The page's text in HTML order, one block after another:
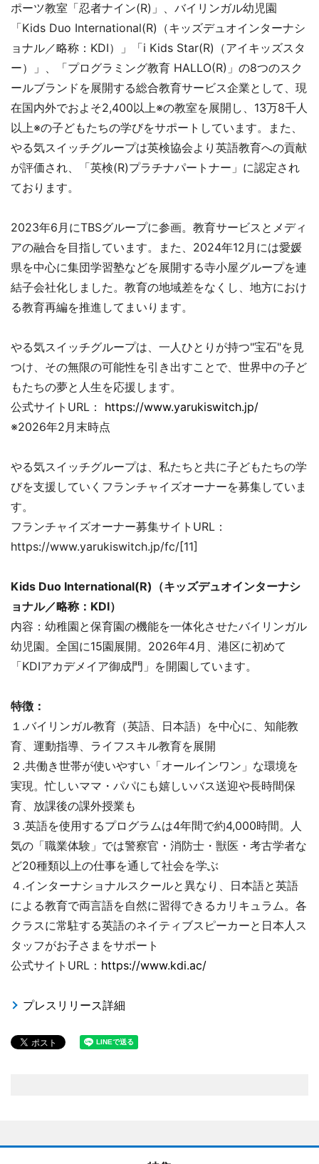
ポーツ教室「忍者ナイン(R)」、バイリンガル幼児園
「Kids Duo International(R)（キッズデュオインターナシ
ョナル／略称：KDI）」「i Kids Star(R)（アイキッズスタ
ー）」、「プログラミング教育 HALLO(R)」の8つのスク
ールブランドを展開する総合教育サービス企業として、現
在国内外でおよそ2,400以上※の教室を展開し、13万8千人
以上※の子どもたちの学びをサポートしています。また、
やる気スイッチグループは英検協会より英語教育への貢献
が評価され、「英検(R)プラチナパートナー」に認定され
ております。
2023年6月にTBSグループに参画。教育サービスとメディ
アの融合を目指しています。また、2024年12月には愛媛
県を中心に集団学習塾などを展開する寺小屋グループを連
結子会社化しました。教育の地域差をなくし、地方におけ
る教育再編を推進してまいります。
やる気スイッチグループは、一人ひとりが持つ"宝石"を見
つけ、その無限の可能性を引き出すことで、世界中の子ど
もたちの夢と人生を応援します。
公式サイトURL： https://www.yarukiswitch.jp/
※2026年2月末時点
やる気スイッチグループは、私たちと共に子どもたちの学
びを支援していくフランチャイズオーナーを募集していま
す。
フランチャイズオーナー募集サイトURL：
https://www.yarukiswitch.jp/fc/[11]
Kids Duo International(R)（キッズデュオインターナシ
ョナル／略称：KDI）
内容：幼稚園と保育園の機能を一体化させたバイリンガル
幼児園。全国に15園展開。2026年4月、港区に初めて
「KDIアカデメイア御成門」を開園しています。
特徴：
１.バイリンガル教育（英語、日本語）を中心に、知能教
育、運動指導、ライフスキル教育を展開
２.共働き世帯が使いやすい「オールインワン」な環境を
実現。忙しいママ・パパにも嬉しいバス送迎や長時間保
育、放課後の課外授業も
３.英語を使用するプログラムは4年間で約4,000時間。人
気の「職業体験」では警察官・消防士・獣医・考古学者な
ど20種類以上の仕事を通して社会を学ぶ
４.インターナショナルスクールと異なり、日本語と英語
による教育で両言語を自然に習得できるカリキュラム。各
クラスに常駐する英語のネイティブスピーカーと日本人ス
タッフがお子さまをサポート
公式サイトURL： https://www.kdi.ac/
プレスリリース詳細